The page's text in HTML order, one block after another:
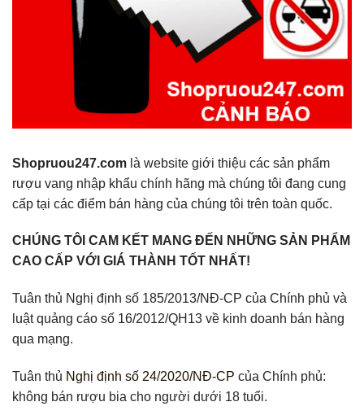
Shopruou247.com là website giới thiệu các sản phẩm
rượu vang nhập khẩu chính hãng mà chúng tôi đang cung
cấp tại các điểm bán hàng của chúng tôi trên toàn quốc.
CHÚNG TÔI CAM KẾT MANG ĐẾN NHỮNG SẢN PHẨM
CAO CẤP VỚI GIÁ THÀNH TỐT NHẤT!
Tuân thủ Nghị định số 185/2013/NĐ-CP của Chính phủ và
luật quảng cáo số 16/2012/QH13 về kinh doanh bán hàng
qua mạng.
Tuân thủ Nghị định số 24/2020/NĐ-CP của Chính phủ:
không bán rượu bia cho người dưới 18 tuổi.